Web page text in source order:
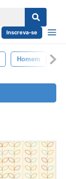
Inscreva-se
Homem